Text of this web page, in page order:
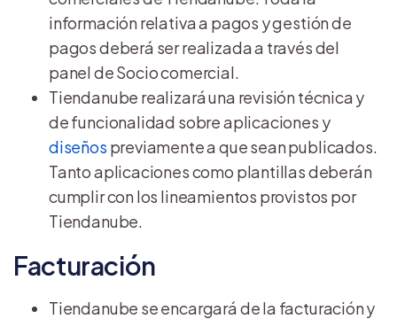
información relativa a pagos y gestión de
pagos deberá ser realizada a través del
panel de Socio comercial.
Tiendanube realizará una revisión técnica y
de funcionalidad sobre aplicaciones y
diseños previamente a que sean publicados.
Tanto aplicaciones como plantillas deberán
cumplir con los lineamientos provistos por
Tiendanube.
Facturación
Tiendanube se encargará de la facturación y